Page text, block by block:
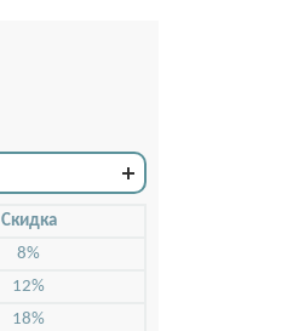
Скидкa
8%
12%
18%